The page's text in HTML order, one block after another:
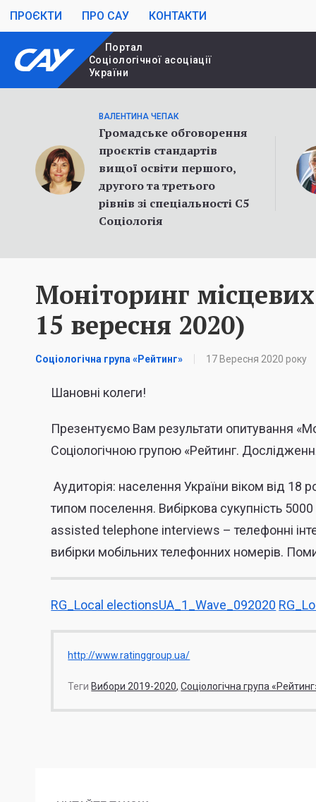
ПРОЄКТИ ПРО САУ КОНТАКТИ
Портал
Cоціологічної асоціації
України
ВАЛЕНТИНА ЧЕПАК
Громадське обговорення
проєктів стандартів
вищої освіти першого,
другого та третього
рівнів зі спеціальності С5
Соціологія
Моніторинг
15 вересня 2020)
Соціологічна група «Рейтинг» 17 Вересня 2020 року
Шановні колеги!
Презентуємо Вам результати опитування
Соціологічною групою «Рейтинг.
Аудиторія: населення України віком від 18
типом поселення. Вибіркова сукупність 5000
assisted telephone interviews – телефонні
вибірки мобільних телефонних номерів.
RG_Local electionsUA_1_Wave_092020
http://www.ratinggroup.ua/
Теги Вибори 2019-2020 Соціологічна група